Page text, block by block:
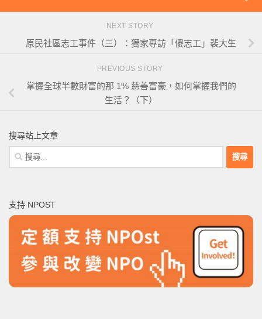
NEXT STORY
原民社區志工事件（三）：獨家專訪「傻志工」裴大生
PREVIOUS STORY
掌握全球半數財富的那 1% 慈善富豪，如何掌握我們的
生活？（下）
搜尋站上文章
搜
尋
字:
支持 NPOST